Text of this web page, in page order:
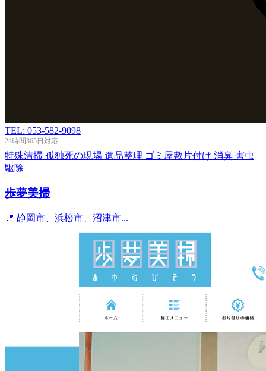
TEL: 053-582-9098
24時間365日対応
特殊清掃 孤独死の現場 遺品整理 ゴミ屋敷片付け 消臭 害虫
駆除
歩夢美掃
📍 静岡市、浜松市、沼津市...